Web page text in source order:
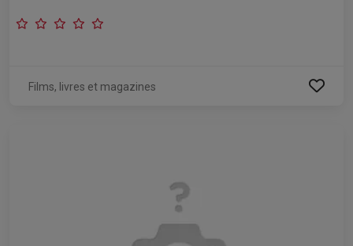
Films, livres et magazines